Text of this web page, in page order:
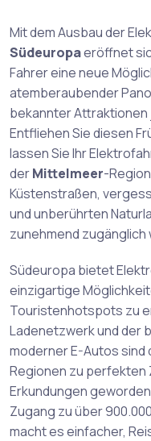
Mit dem Ausbau der
Südeuropaeröffnet
Fahrer eine neue
atemberaubender
bekannter
Entfliehen Sie diesen
lassen Sie Ihr
derMittelmeer-
Küstenstraßen,
und unberührten
zunehmend zugänglich
Südeuropa bietet
einzigartige
Touristenhotspots zu
Ladenetzwerk und der
moderner E-Autos
Regionen zu perfekten
Erkundungen
Zugang zu über
macht es einfacher,